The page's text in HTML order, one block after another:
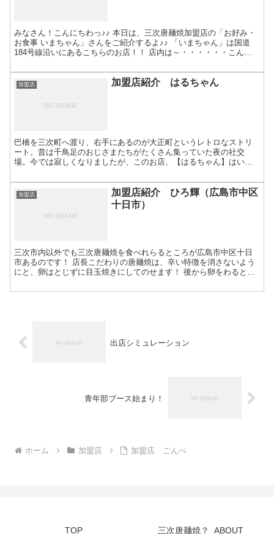
みなさん！こんにちわっ♪♪ 本日は、三次唐麺焼加盟店の「お好み・
お食事 いまちゃん」さんをご紹介するよ♪♪ 「いまちゃん」は国道
184号線沿いにあるこちらのお店！！ 店内は～・・・・・・こんな
加盟店 加盟店紹介 はるちゃん
巴橋を三次町へ渡り、右手にあるのが大正町というレトロなストリ
ート。昔は千鳥足のおじさまたちがたくさん集っていた夜の社交
場。今では寂しくなりましたが、このお店、【はるちゃん】はいつ
グ...
加盟店
加盟店紹介 ひろ輝（広島市中区
十日市）
三次市内以外でも三次唐麺焼を食べれらるところが広島市中区十日
市あるのです！ 店長こだわりの唐麺焼は、辛い特徴を消さないよう
にと、卵はとじずに目玉焼きにしてのせます！ 後から卵をわると出
出店シミュレーション
青年部ブース始まり！
ホーム 加盟店 加盟店 ごんべ
TOP 三次唐麺焼？_ABOUT